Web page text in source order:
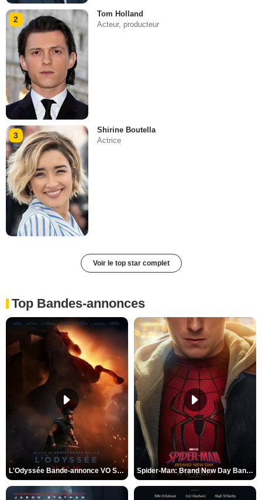
2
Tom Holland
Acteur, producteur
3
Shirine Boutella
Actrice
Voir le top star complet
Top Bandes-annonces
L'Odyssée Bande-annonce VO STFR Spider-Man: Brand New Day Bande-annonce VO STFR